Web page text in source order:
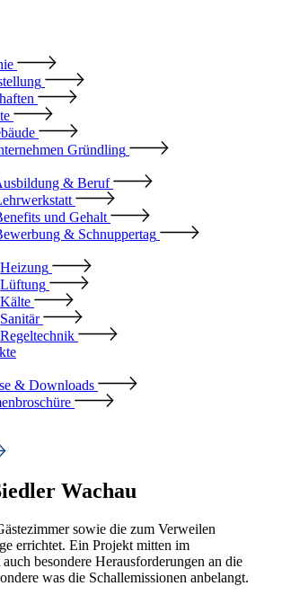
Gründling
& Beruf
und Gehalt
& Schnuppertag
Heizung
Lüftung
Kälte
Sanitär
Regeltechnik
& Downloads
Wachau
sowie die zum Verweilen
errichtet. Ein Projekt mitten im
besondere Herausforderungen an die
was die Schallemissionen anbelangt.